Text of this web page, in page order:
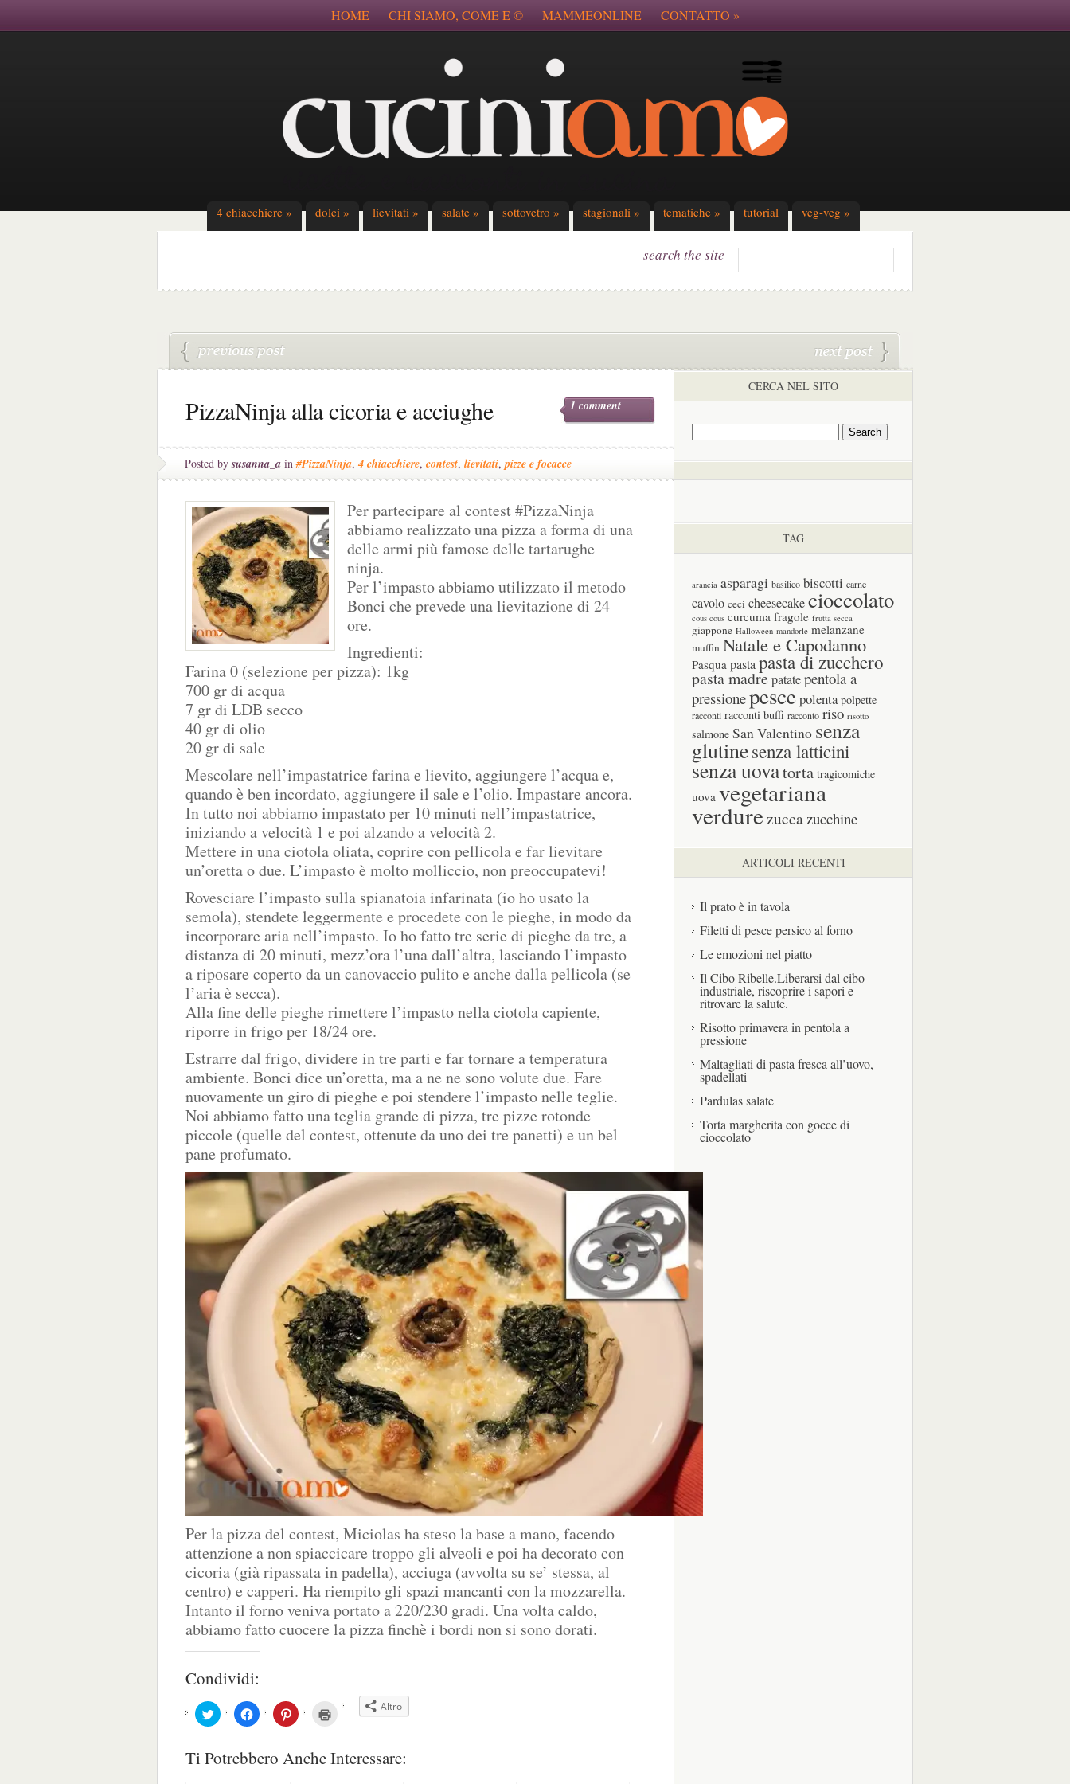
HOME CHI SIAMO, COME E © MAMMEONLINE CONTATTO »
4 chiacchiere » dolci » lievitati » salate » sottovetro » stagionali » tematiche » tutorial veg-veg »
search the site
PizzaNinja alla cicoria e acciughe 1 comment
Posted bysusanna_a in#PizzaNinja,4 chiacchiere, contest, lievitati,pizze e focacce
Per partecipare al contest #PizzaNinja
abbiamo realizzato una pizza a forma di una
delle armi più famose delle tartarughe
ninja.
Per l’impasto abbiamo utilizzato il metodo
Bonci che prevede una lievitazione di 24
ore.
Ingredienti:
Farina 0 (selezione per pizza): 1kg
700 gr di acqua
7 gr di LDB secco
40 gr di olio
20 gr di sale
Mescolare nell’impastatrice farina e lievito, aggiungere l’acqua e,
quando è ben incordato, aggiungere il sale e l’olio. Impastare ancora.
In tutto noi abbiamo impastato per 10 minuti nell’impastatrice,
iniziando a velocità 1 e poi alzando a velocità 2.
Mettere in una ciotola oliata, coprire con pellicola e far lievitare
un’oretta o due. L’impasto è molto molliccio, non preoccupatevi!
Rovesciare l’impasto sulla spianatoia infarinata (io ho usato la
semola), stendete leggermente e procedete con le pieghe, in modo da
incorporare aria nell’impasto. Io ho fatto tre serie di pieghe da tre, a
distanza di 20 minuti, mezz’ora l’una dall’altra, lasciando l’impasto
a riposare coperto da un canovaccio pulito e anche dalla pellicola (se
l’aria è secca).
Alla fine delle pieghe rimettere l’impasto nella ciotola capiente,
riporre in frigo per 18/24 ore.
Estrarre dal frigo, dividere in tre parti e far tornare a temperatura
ambiente. Bonci dice un’oretta, ma a ne ne sono volute due. Fare
nuovamente un giro di pieghe e poi stendere l’impasto nelle teglie.
Noi abbiamo fatto una teglia grande di pizza, tre pizze rotonde
piccole (quelle del contest, ottenute da uno dei tre panetti) e un bel
pane profumato.
Per la pizza del contest, Miciolas ha steso la base a mano, facendo
attenzione a non spiaccicare troppo gli alveoli e poi ha decorato con
cicoria (già ripassata in padella), acciuga (avvolta su se’ stessa, al
centro) e capperi. Ha riempito gli spazi mancanti con la mozzarella.
Intanto il forno veniva portato a 220/230 gradi. Una volta caldo,
abbiamo fatto cuocere la pizza finchè i bordi non si sono dorati.
Condividi:
Fai
clic
condividere
su
Twitter
Fai
clic
Facebook
(Si
Fai
clic
condividere
su
Pinterest
Fai
(Si
apre
Altro
Ti Potrebbero Anche Interessare:
CERCA NEL SITO
TAG
arancia asparagi basilico biscotti carne
cavolo ceci cheesecakecioccolato
cous cous curcuma fragole frutta secca
giappone Halloween mandorle melanzane
muffin Natale e Capodanno
Pasqua pastapasta di zucchero
pasta madre patatepentola a
pressionepesce polenta polpette
racconti racconti buffi racconto riso risotto
salmone San Valentino senza
glutinesenza latticini
senza uovatorta tragicomiche
uova vegetariana
verdurezuccazucchine
ARTICOLI RECENTI
Il prato è in tavola
Filetti di pesce persico al forno
Le emozioni nel piatto
Il Cibo Ribelle.Liberarsi dal cibo
industriale, riscoprire i sapori e
ritrovare la salute.
Risotto primavera in pentola a
pressione
Maltagliati di pasta fresca all’uovo,
spadellati
Pardulas salate
Torta margherita con gocce di
cioccolato